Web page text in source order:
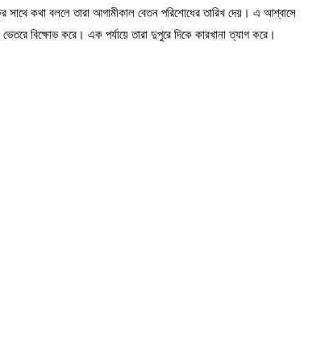
সাথে কথা বললে তারা আগামীকাল বেতন পরিশোধের তারিখ দেয়। এ আশ্বাসে
বিক্ষোভ করে। এক পর্যায়ে তারা দুপুরে দিকে কারখানা ত্যাগ করে।